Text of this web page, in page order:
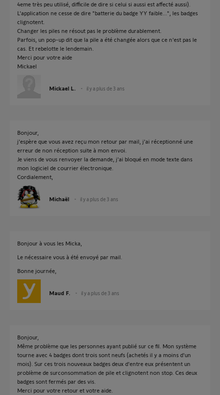
4eme très peu utilisé, difficile de dire si celui si aussi est affecté aussi).
L'application ne cesse de dire "batterie du badge YY faible...", les badges
clignotent.
Changer les piles ne résout pas le problème durablement.
Parfois, un pop-up dit que la pile a été changée alors que ce n'est pas le
cas. Et rebelotte le lendemain.
Merci pour votre aide
Mickael
Mickael L. il y a plus de 3 ans
Bonjour,
j'espère que vous avez reçu mon retour par mail, j'ai réceptionné une
erreur de non réception suite à mon envoi.
Je viens de vous renvoyer la demande, j'ai bloqué en mode texte dans
mon logiciel de courrier électronique.
Cordialement,
Michaël il y a plus de 3 ans
Bonjour à vous les Micka,
Le nécessaire vous à été envoyé par mail.
Bonne journée,
Maud F. il y a plus de 3 ans
Bonjour,
Même problème que les personnes ayant publié sur ce fil. Mon système
tourne avec 4 badges dont trois sont neufs (achetés il y a moins d'un
mois). Sur ces trois nouveaux badges deux d'entre eux présentent un
problème de surconsommation de pile et clignotent non stop. Ces deux
badges sont fermés par des vis.
Merci pour votre retour et votre aide.